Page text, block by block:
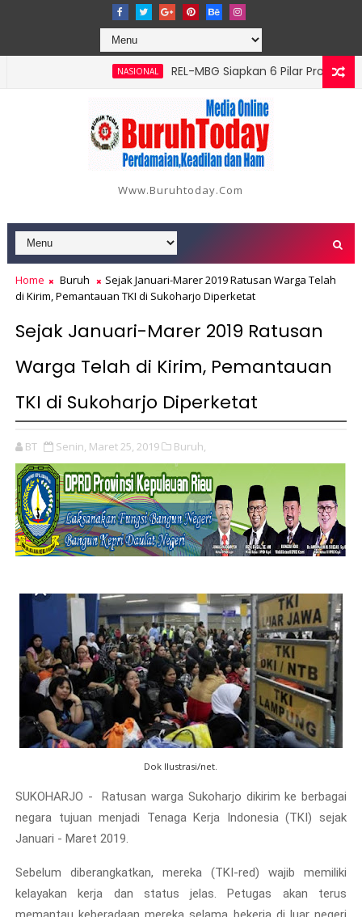
NASIONAL
‎REL-MBG Siapkan 6 Pilar Program
Serangan, Hutama Karya Uji Coba Contraflow di KM 55
Www.buruhtoday.com
Home Buruh
Sejak Januari-Marer 2019 Ratusan Warga Telah
di Kirim, Pemantauan TKI di Sukoharjo Diperketat
Sejak Januari-Marer 2019 Ratusan
Warga Telah di Kirim, Pemantauan
TKI di Sukoharjo Diperketat
BT Senin, Maret 25, 2019 Buruh,
Dok Ilustrasi/net.
SUKOHARJO - Ratusan warga Sukoharjo dikirim ke berbagai
negara tujuan menjadi Tenaga Kerja Indonesia (TKI) sejak
Januari - Maret 2019.
Sebelum diberangkatkan, mereka (TKI-red) wajib memiliki
kelayakan kerja dan status jelas. Petugas akan terus